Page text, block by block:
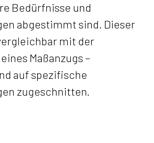
Bedürfnisse und
abgestimmt sind. Dieser
mit der
Maßanzugs –
auf spezifische
zugeschnitten.